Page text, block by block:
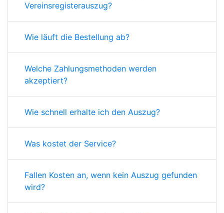
Vereinsregisterauszug?
Wie läuft die Bestellung ab?
Welche Zahlungsmethoden werden
akzeptiert?
Wie schnell erhalte ich den Auszug?
Was kostet der Service?
Fallen Kosten an, wenn kein Auszug gefunden
wird?